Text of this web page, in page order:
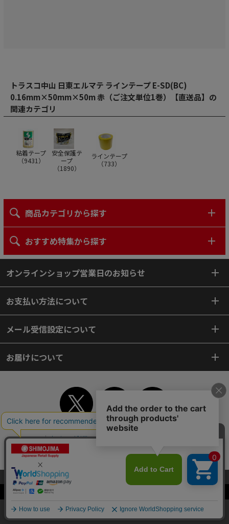
当サイトはクッキー（Cookie）を使用しています。Cookieの使用に同意いた
だける場合は「OK」をクリックしてください。
OK
トラスコ中山 日東エルマテ ラインテープ E-SD(BC)
0.16mm×50mm×50m 赤（ご注文単位1巻）【直送品】の
関連カテゴリ
粘着テープ
（9431）
安全保護テ
ープ
（1890）
ラインテープ
（733）
商品カテゴリから探す
おすすめ特集から探す
オンラインショップ営業日のお知らせ
お支払い方法について
メール受信設定について
お届けについて
TOP 初めてご利用のお客様へ
個人情報保護方針
よくあるご質問
お問い合わせ
ピンポイントサーチ
サイトマップ
WEBカタログ 英語版TOP
Copyright© 2018 SHIMOJIMA Co.,Ltd. All Rights Reserved.